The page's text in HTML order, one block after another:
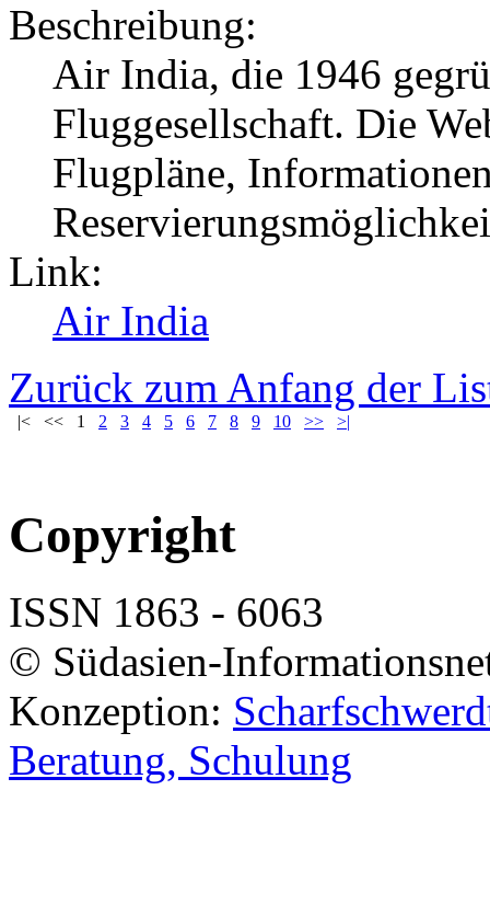
Beschreibung:
Air India, die 1946
Fluggesellschaft. Die
Flugpläne,
Link:
Air India
Zurück zum Anfang der
|< << 1 2 3 4 5 6 7 8 9 10 >> >|
Copyright
ISSN 1863 - 6063
© Südasien-
Konzeption:
Beratung, Schulung